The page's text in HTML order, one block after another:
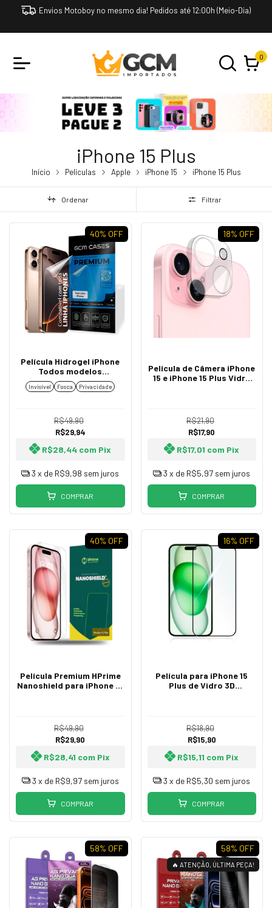
Envios Motoboy no mesmo dia! Pedidos até 12:00h (Meio-Dia)
0
iPhone 15 Plus
Início Películas Apple iPhone 15 iPhone 15 Plus
Ordenar Filtrar
40% OFF
Película Hidrogel iPhone
Todos modelos
Resistente TPU Flexível
Premium Invisível, Fosca
Invisível Fosca Privacidade
R$49,90
R$29,94
R$28,44 com Pix
3 x de R$9,98 sem juros
COMPRAR
18% OFF
Película de Câmera iPhone
15 e iPhone 15 Plus Vidro
R$21,90
R$17,90
R$17,01 com Pix
3 x de R$5,97 sem juros
COMPRAR
40% OFF
Película Premium HPrime
Nanoshield para iPhone 15
R$49,90
R$29,90
R$28,41 com Pix
3 x de R$9,97 sem juros
COMPRAR
16% OFF
Película para iPhone 15
Plus de Vidro 3D
R$18,90
R$15,90
R$15,11 com Pix
3 x de R$5,30 sem juros
COMPRAR
58% OFF 58% OFF
🔥 ATENÇÃO, ÚLTIMA PEÇA!